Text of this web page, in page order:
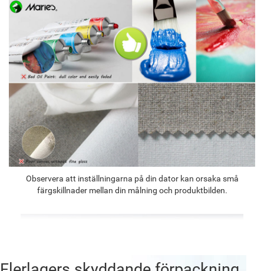
Observera att inställningarna på din dator kan orsaka små
färgskillnader mellan din målning och produktbilden.